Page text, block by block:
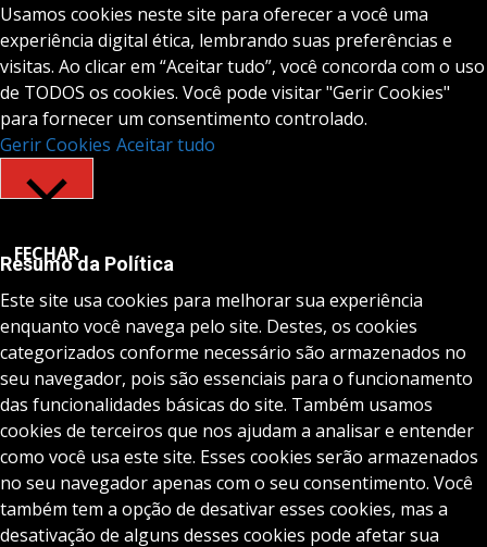
Usamos cookies neste site para oferecer a você uma
experiência digital ética, lembrando suas preferências e
visitas. Ao clicar em “Aceitar tudo”, você concorda com o uso
de TODOS os cookies. Você pode visitar "Gerir Cookies"
para fornecer um consentimento controlado.
Gerir Cookies Aceitar tudo
FECHAR
Resumo da Política
Este site usa cookies para melhorar sua experiência
enquanto você navega pelo site. Destes, os cookies
categorizados conforme necessário são armazenados no
seu navegador, pois são essenciais para o funcionamento
das funcionalidades básicas do site. Também usamos
cookies de terceiros que nos ajudam a analisar e entender
como você usa este site. Esses cookies serão armazenados
no seu navegador apenas com o seu consentimento. Você
também tem a opção de desativar esses cookies, mas a
desativação de alguns desses cookies pode afetar sua